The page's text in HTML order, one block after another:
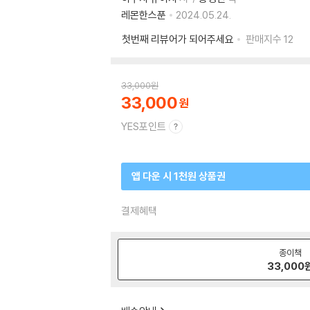
레몬한스푼
2024.05.24.
첫번째 리뷰어가 되어주세요
판매지수 12
33,000원
33,000
YES포인트
앱 다운 시 1천원 상품권
결제혜택
종이책
33,000